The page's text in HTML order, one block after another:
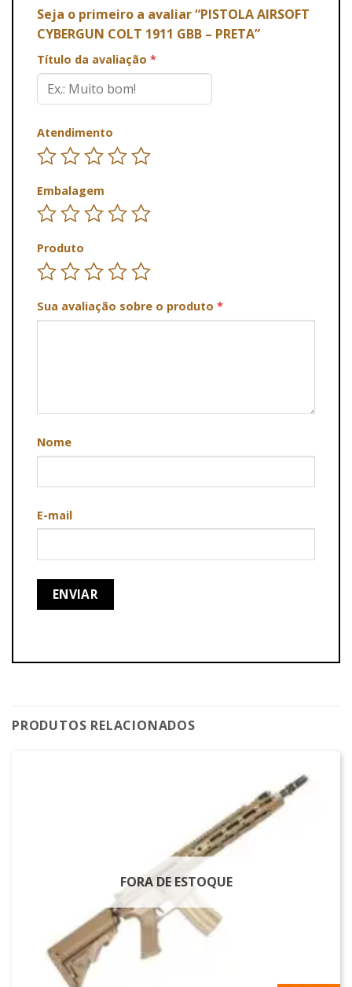
Seja o primeiro a avaliar “PISTOLA AIRSOFT
CYBERGUN COLT 1911 GBB – PRETA”
Título da avaliação *
Atendimento
Embalagem
Produto
Sua avaliação sobre o produto *
Nome
E-mail
PRODUTOS RELACIONADOS
FORA DE ESTOQUE